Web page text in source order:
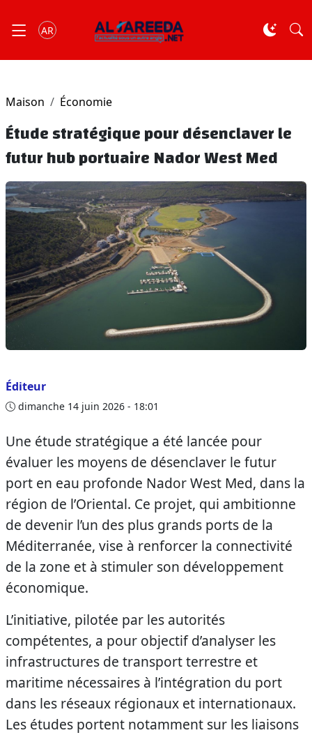
AR
Maison Économie
Étude stratégique pour désenclaver le
futur hub portuaire Nador West Med
Éditeur
dimanche 14 juin 2026 - 18:01
Une étude stratégique a été lancée pour
évaluer les moyens de désenclaver le futur
port en eau profonde Nador West Med, dans la
région de l’Oriental. Ce projet, qui ambitionne
de devenir l’un des plus grands ports de la
Méditerranée, vise à renforcer la connectivité
de la zone et à stimuler son développement
économique.
L’initiative, pilotée par les autorités
compétentes, a pour objectif d’analyser les
infrastructures de transport terrestre et
maritime nécessaires à l’intégration du port
dans les réseaux régionaux et internationaux.
Les études portent notamment sur les liaisons